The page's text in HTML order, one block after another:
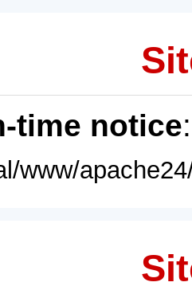
time notice
www/